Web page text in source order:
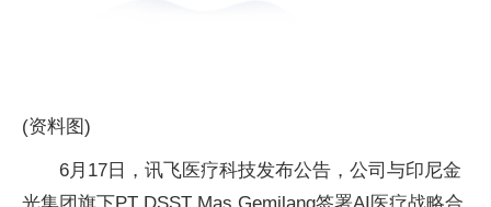
(资料图)
6月17日，讯飞医疗科技发布公告，公司与印尼金